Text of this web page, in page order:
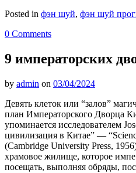
Posted in фэн шуй, фэн шуй
0 Comments
9 императорских
by admin on 03/04/2024
Девять клеток или “залов”
план Императорского Дворца
упоминается исследователем
цивилизация в Китае” —
(Cambridge University Press,
храмовое жилище, которое
посещать, выполняя обряды,